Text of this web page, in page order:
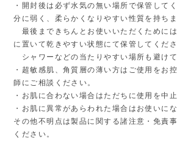
・開封後は必ず水気の無い場所で保管して
分に弱く、柔らかくなりやすい性質を持ちま
最後まできちんとお使いいただくために
に置いて乾きやすい状態にて保管してくださ
シャワーなどの当たりやすい場所も避けて
・超敏感肌、角質層の薄い方はご使用をお
師にご相談ください。
・お肌に合わない場合はただちに使用を中
・お肌に異常があらわれた場合はお使いに
その他不明点は製品に関する諸注意・免責
ください。